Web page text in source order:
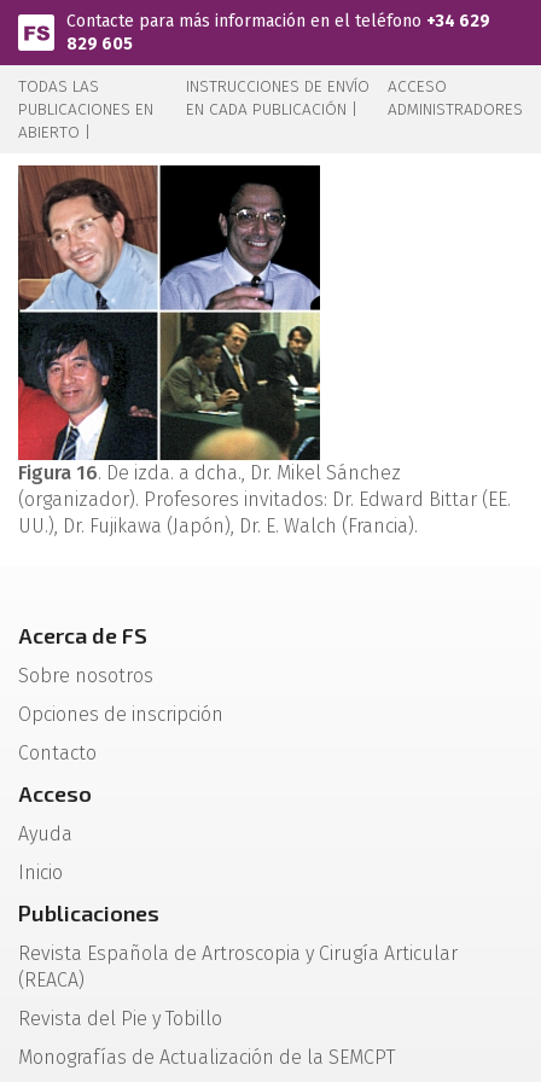
Pasar al contenido principal
Contacte para más información en el teléfono +34 629
829 605
TODAS LAS
PUBLICACIONES EN
ABIERTO |
INSTRUCCIONES DE ENVÍO
EN CADA PUBLICACIÓN |
ACCESO
ADMINISTRADORES
Figura 16. De izda. a dcha., Dr. Mikel Sánchez
(organizador). Profesores invitados: Dr. Edward Bittar (EE.
UU.), Dr. Fujikawa (Japón), Dr. E. Walch (Francia).
Acerca de FS
Sobre nosotros
Opciones de inscripción
Contacto
Acceso
Ayuda
Inicio
Publicaciones
Revista Española de Artroscopia y Cirugía Articular
(REACA)
Revista del Pie y Tobillo
Monografías de Actualización de la SEMCPT